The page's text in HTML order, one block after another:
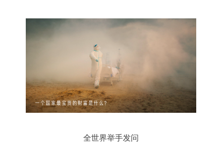
全世界举手发问